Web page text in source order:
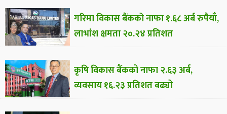
गरिमा विकास बैंकको नाफा १.६८ अर्ब रुपैयाँ,
लाभांश क्षमता २०.२४ प्रतिशत
कृषि विकास बैंकको नाफा २.६३ अर्ब,
व्यवसाय १६.२३ प्रतिशत बढ्यो